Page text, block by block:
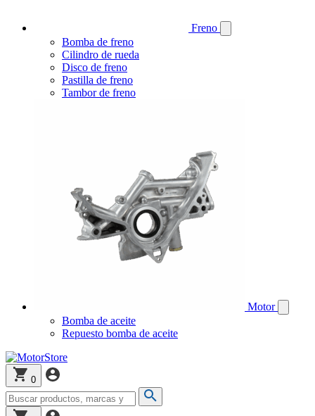
Freno
Bomba de freno
Cilindro de rueda
Disco de freno
Pastilla de freno
Tambor de freno
Motor
Bomba de aceite
Repuesto bomba de aceite
0